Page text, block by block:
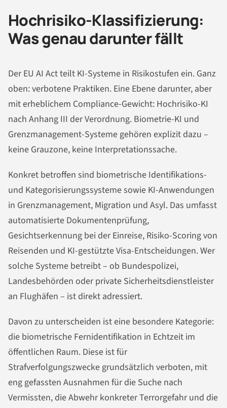
Hochrisiko-Klassifizierung:
Was genau darunter fällt
Der EU AI Act teilt KI-Systeme in Risikostufen ein. Ganz
oben: verbotene Praktiken. Eine Ebene darunter, aber
mit erheblichem Compliance-Gewicht: Hochrisiko-KI
nach Anhang III der Verordnung. Biometrie-KI und
Grenzmanagement-Systeme gehören explizit dazu –
keine Grauzone, keine Interpretationssache.
Konkret betroffen sind biometrische Identifikations-
und Kategorisierungssysteme sowie KI-Anwendungen
in Grenzmanagement, Migration und Asyl. Das umfasst
automatisierte Dokumentenprüfung,
Gesichtserkennung bei der Einreise, Risiko-Scoring von
Reisenden und KI-gestützte Visa-Entscheidungen. Wer
solche Systeme betreibt – ob Bundespolizei,
Landesbehörden oder private Sicherheitsdienstleister
an Flughäfen – ist direkt adressiert.
Davon zu unterscheiden ist eine besondere Kategorie:
die biometrische Fernidentifikation in Echtzeit im
öffentlichen Raum. Diese ist für
Strafverfolgungszwecke grundsätzlich verboten, mit
eng gefassten Ausnahmen für die Suche nach
Vermissten, die Abwehr konkreter Terrorgefahr und die